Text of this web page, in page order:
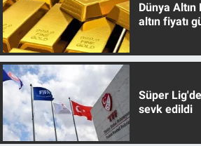
Dünya
altın fiyatı
Süper
sevk edildi